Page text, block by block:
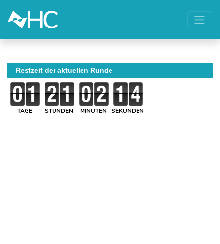
Restzeit der aktuellen Runde
TAGE STUNDEN MINUTEN SEKUNDEN